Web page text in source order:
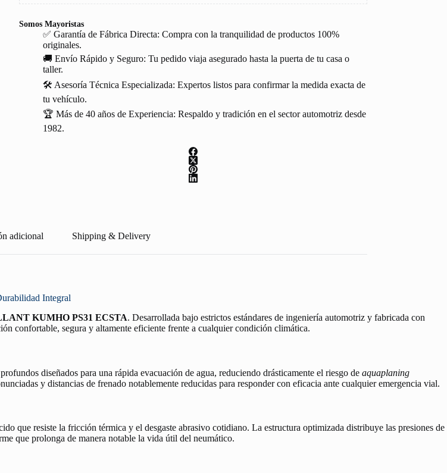
Somos Mayoristas
✅ Garantía de Fábrica Directa: Compra con la tranquilidad de productos 100%
originales.
🚚 Envío Rápido y Seguro: Tu pedido viaja asegurado hasta la puerta de tu casa o
taller.
🛠️ Asesoría Técnica Especializada: Expertos listos para confirmar la medida exacta de
tu vehículo.
🏆 Más de 40 años de Experiencia: Respaldo y tradición en el sector automotriz desde
1982.
adicional Shipping & Delivery
Integral
KUMHO PS31 ECSTA. Desarrollada bajo estrictos estándares de ingeniería automotriz y fabricada con
confortable, segura y altamente eficiente frente a cualquier condición climática.
diseñados para una rápida evacuación de agua, reduciendo drásticamente el riesgo de aquaplaning
y distancias de frenado notablemente reducidas para responder con eficacia ante cualquier emergencia vial.
que resiste la fricción térmica y el desgaste abrasivo cotidiano. La estructura optimizada distribuye las presiones de
que prolonga de manera notable la vida útil del neumático.